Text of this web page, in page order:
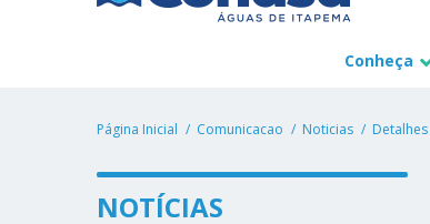
Conheça
Página Inicial Comunicacao Noticias Detalhes
NOTÍCIAS